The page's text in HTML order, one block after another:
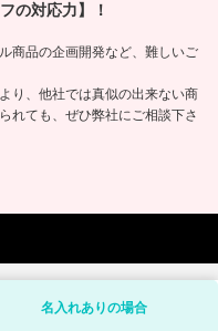
の対応力】！
商品の企画開発など、難しいご
り、他社では真似の出来ない商
れても、ぜひ弊社にご相談下さ
名入れありの場合